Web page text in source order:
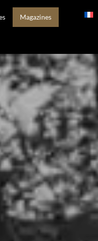
Magazines